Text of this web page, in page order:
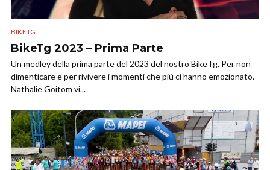
BIKETG
BikeTg 2023 – Prima Parte
Un medley della prima parte del 2023 del nostro BikeTg. Per non
dimenticare e per rivivere i momenti che più ci hanno emozionato.
Nathalie Goitom vi...